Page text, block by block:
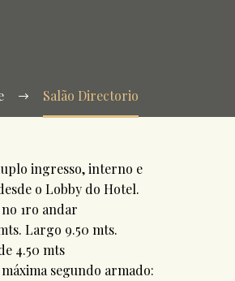
Salão Directorio
ingresso, interno e
o Lobby do Hotel.
1ro andar
Largo 9.50 mts.
4.50 mts
segundo armado: